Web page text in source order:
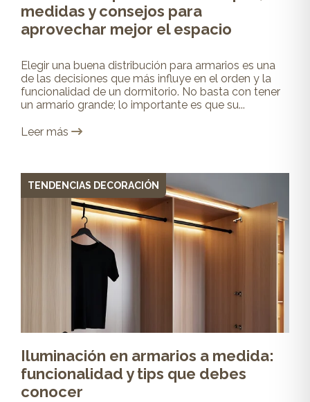
medidas y consejos para
aprovechar mejor el espacio
Elegir una buena distribución para armarios es una
de las decisiones que más influye en el orden y la
funcionalidad de un dormitorio. No basta con tener
un armario grande; lo importante es que su...
Leer más
TENDENCIAS DECORACIÓN
Iluminación en armarios a medida:
funcionalidad y tips que debes
conocer